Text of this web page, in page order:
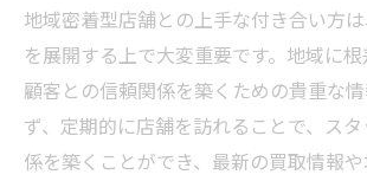
地域密着型店舗との上手な付き合い方
を展開する上で大変重要です。地域に根
顧客との信頼関係を築くための貴重な
ず、定期的に店舗を訪れることで、ス
係を築くことができ、最新の買取情報